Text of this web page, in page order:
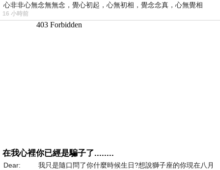
心非非心無念無無念，覺心初起，心無初相，覺念念真，心無覺相
16 小時前
在我心裡你已經是騙子了........
Dear: 我只是隨口問了你什麼時候生日?想說獅子座的你現在八月